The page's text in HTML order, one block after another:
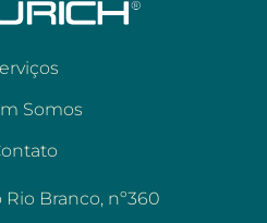
Somos
Rio Branco, nº360